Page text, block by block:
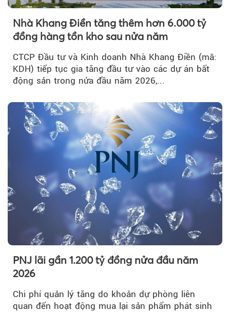
Nhà Khang Điền tăng thêm hơn 6.000 tỷ
đồng hàng tồn kho sau nửa năm
CTCP Đầu tư và Kinh doanh Nhà Khang Điền (mã:
KDH) tiếp tục gia tăng đầu tư vào các dự án bất
động sản trong nửa đầu năm 2026,...
PNJ lãi gần 1.200 tỷ đồng nửa đầu năm
2026
Chi phí quản lý tăng do khoản dự phòng liên
quan đến hoạt động mua lại sản phẩm phát sinh